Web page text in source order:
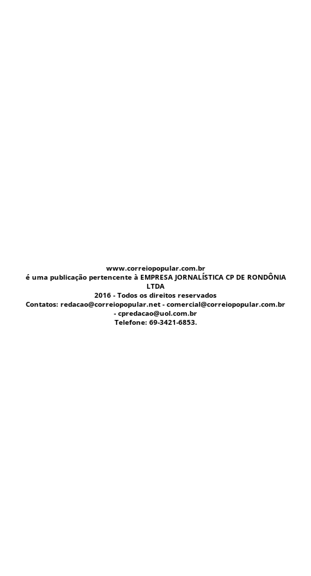
www.correiopopular.com.br
é uma publicação pertencente à EMPRESA JORNALÍSTICA CP DE RONDÔNIA
LTDA
2016 - Todos os direitos reservados
Contatos: redacao@correiopopular.net - comercial@correiopopular.com.br
- cpredacao@uol.com.br
Telefone: 69-3421-6853.